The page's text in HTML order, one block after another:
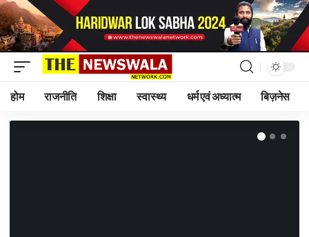
होम राजनीति शिक्षा स्वास्थ्य धर्म एवं अध्यात्म बिज़नेस